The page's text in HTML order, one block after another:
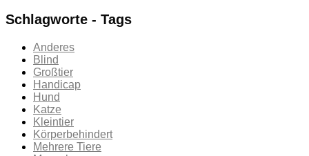
Schlagworte - Tags
Anderes
Blind
Großtier
Handicap
Hund
Katze
Kleintier
Körperbehindert
Mehrere Tiere